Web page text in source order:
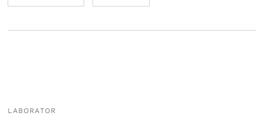
LABORATOR